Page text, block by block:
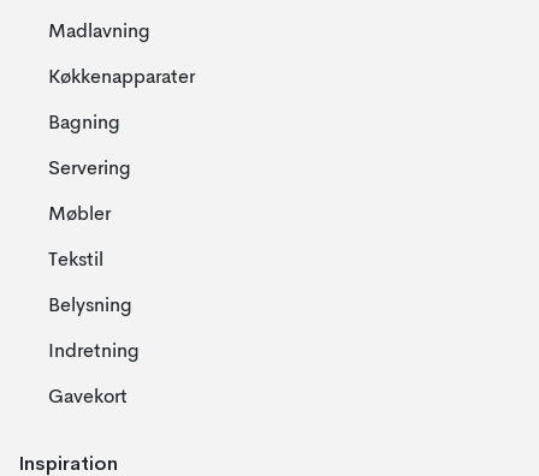
Madlavning
Køkkenapparater
Bagning
Servering
Møbler
Tekstil
Belysning
Indretning
Gavekort
Inspiration